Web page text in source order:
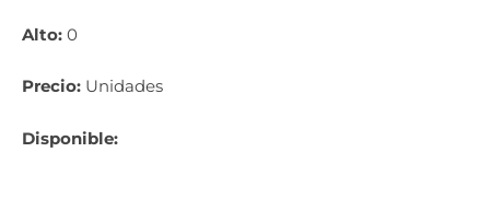
Alto: 0
Precio: Unidades
Disponible: